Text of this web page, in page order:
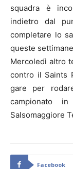
squadra è
indietro dal
completare lo
queste
Mercoledì altro
contro il Saints
gare per
campionato
Salsomaggiore
Facebook